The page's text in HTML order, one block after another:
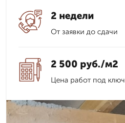
2 недели
От заявки до сдачи
2 500 руб./м2
Цена работ под ключ